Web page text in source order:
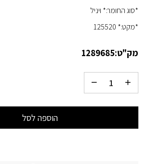
*סוג החומר:* ויניל
*מקט:* 125520
מק"ט:1289685
הוספה לסל